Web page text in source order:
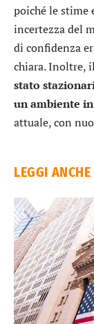
poiché le stime
incertezza del
di confidenza
chiara. Inoltre, il
stato
un ambiente
attuale, con
LEGGI ANCHE